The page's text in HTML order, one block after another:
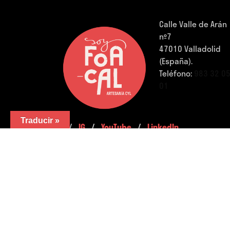
Calle Valle de Arán
nº7
47010 Valladolid
(España).
Teléfono:
FB./IG./YouTube./LinkedIn.
Traducir »